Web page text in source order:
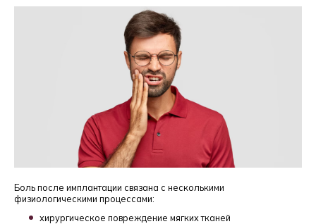
Боль после имплантации связана с несколькими
физиологическими процессами:
хирургическое повреждение мягких тканей